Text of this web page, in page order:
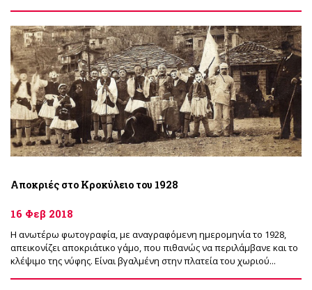
Αποκριές στο Κροκύλειο του 1928
16 Φεβ 2018
Η ανωτέρω φωτογραφία, με αναγραφόμενη ημερομηνία το 1928,
απεικονίζει αποκριάτικο γάμο, που πιθανώς να περιλάμβανε και το
κλέψιμο της νύφης. Είναι βγαλμένη στην πλατεία του χωριού...